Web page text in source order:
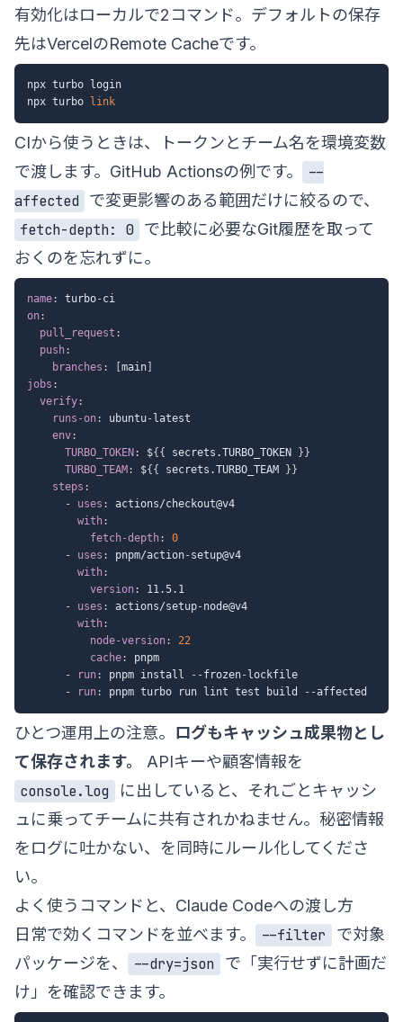
有効化はローカルで2コマンド。デフォルトの保存
先はVercelのRemote Cacheです。
npx turbo login
npx turbo
link
CIから使うときは、トークンとチーム名を環境変数
で渡します。GitHub Actionsの例です。
--
affected
で変更影響のある範囲だけに絞るので、
fetch-depth: 0
で比較に必要なGit履歴を取って
おくのを忘れずに。
name: turbo-
on:
pull_request :
push:
branches : main
jobs :
verify:
runs-on: ubuntu- latest
env:
TURBO_TOKEN : ${ { secrets.TURBO_TOKEN } }
TURBO_TEAM : ${ { secrets.TURBO_TEAM } }
steps :
-
uses :
actions/checkout@v4
with:
fetch-depth:
0
-
uses : pnpm/action-setup@v4
with:
version:
11.5.1
-
uses : actions/setup-node@v4
with:
node-version:
22
cache:
pnpm
-
run: pnpm install - -frozen- lockfile
-
run: pnpm turbo run lint test build - -
ひとつ運用上の注意。 ログもキャッシュ成果物とし
て保存されます。
APIキーや顧客情報を
console.log
に出していると、それごとキャッシ
ュに乗ってチームに共有されかねません。秘密情報
をログに吐かない、を同時にルール化してくださ
い。
よく使うコマンドと、Claude Codeへの渡し方
日常で効くコマンドを並べます。
--filter
で対象
パッケージを、
--dry=json
で「実行せずに計画だ
け」を確認できます。